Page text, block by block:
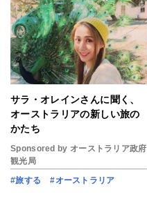
サラ・オレインさんに聞く、
オーストラリアの新しい旅の
かたち
Sponsored by オーストラリア政府
観光局
#旅する
#オーストラリア